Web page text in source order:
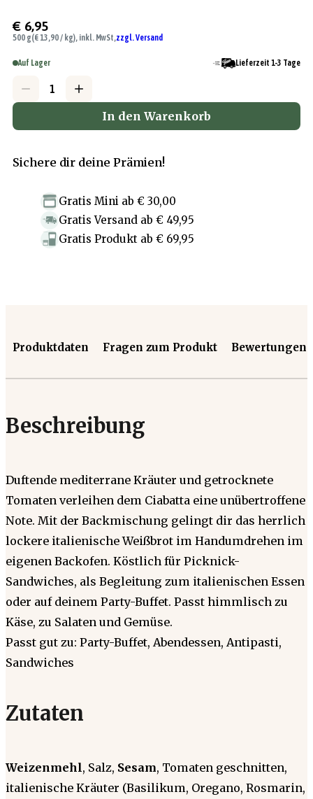
€ 6,95
500 g(€ 13,90 / kg), inkl. MwSt,zzgl. Versand
Auf Lager Lieferzeit 1-3 Tage
In den Warenkorb
Sichere dir deine Prämien!
Gratis Mini ab € 30,00
Gratis Versand ab € 49,95
Gratis Produkt ab € 69,95
Produktdaten Fragen zum Produkt Bewertungen
Beschreibung
Duftende mediterrane Kräuter und getrocknete
Tomaten verleihen dem Ciabatta eine unübertroffene
Note. Mit der Backmischung gelingt dir das herrlich
lockere italienische Weißbrot im Handumdrehen im
eigenen Backofen. Köstlich für Picknick-
Sandwiches, als Begleitung zum italienischen Essen
oder auf deinem Party-Buffet. Passt himmlisch zu
Käse, zu Salaten und Gemüse.
Passt gut zu: Party-Buffet, Abendessen, Antipasti,
Sandwiches
Zutaten
Weizenmehl, Salz, Sesam, Tomaten geschnitten,
italienische Kräuter (Basilikum, Oregano, Rosmarin,